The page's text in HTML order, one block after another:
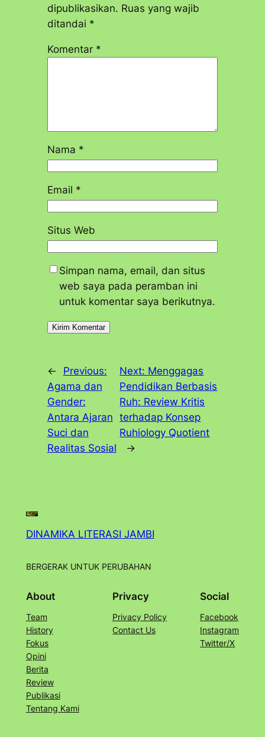
dipublikasikan. Ruas yang wajib
ditandai *
Komentar *
Nama *
Email *
Situs Web
Simpan nama, email, dan situs
web saya pada peramban ini
untuk komentar saya berikutnya.
←
Previous:
Agama dan
Gender:
Antara Ajaran
Suci dan
Realitas Sosial
Next: Menggagas
Pendidikan Berbasis
Ruh: Review Kritis
terhadap Konsep
Ruhiology Quotient
→
DINAMIKA LITERASI JAMBI
BERGERAK UNTUK PERUBAHAN
About
Team
History
Fokus
Opini
Berita
Review
Publikasi
Tentang Kami
Privacy
Privacy Policy
Contact Us
Social
Facebook
Instagram
Twitter/X